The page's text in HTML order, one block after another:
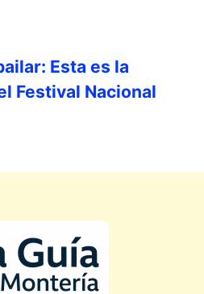
Esta es la
Festival Nacional